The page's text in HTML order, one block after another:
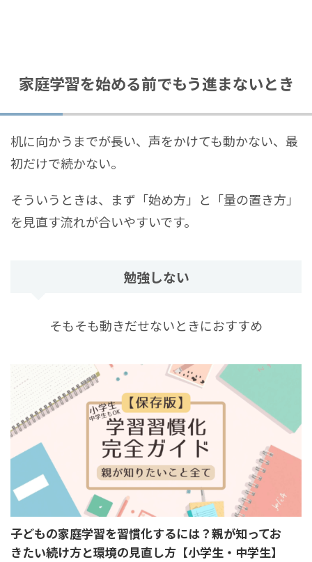
家庭学習を始める前でもう進まないとき
机に向かうまでが長い、声をかけても動かない、最
初だけで続かない。
そういうときは、まず「始め方」と「量の置き方」
を見直す流れが合いやすいです。
勉強しない
そもそも動きだせないときにおすすめ
子どもの家庭学習を習慣化するには？親が知ってお
きたい続け方と環境の見直し方【小学生・中学生】